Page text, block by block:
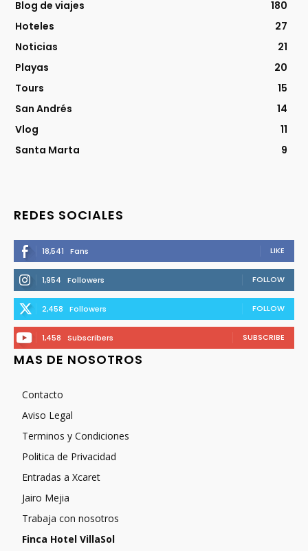
Blog de viajes
180
Hoteles
27
Noticias
21
Playas
20
Tours
15
San Andrés
14
Vlog
11
Santa Marta
9
REDES SOCIALES
18,541 Fans LIKE
1,954 Followers FOLLOW
2,458 Followers FOLLOW
1,458 Subscribers SUBSCRIBE
MAS DE NOSOTROS
Contacto
Aviso Legal
Terminos y Condiciones
Politica de Privacidad
Entradas a Xcaret
Jairo Mejia
Trabaja con nosotros
Finca Hotel VillaSol